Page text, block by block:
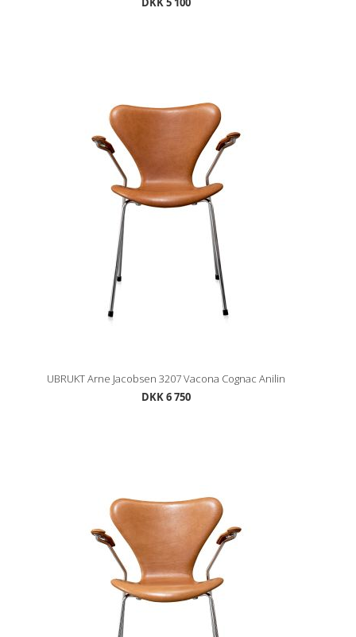
UBRUKT Arne Jacobsen 3207 Vacona Cognac Anilin
DKK 6 750